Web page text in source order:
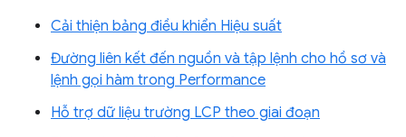
Cải thiện bảng điều khiển Hiệu suất
Đường liên kết đến nguồn và tập lệnh cho hồ sơ và
lệnh gọi hàm trong Performance
Hỗ trợ dữ liệu trường LCP theo giai đoạn